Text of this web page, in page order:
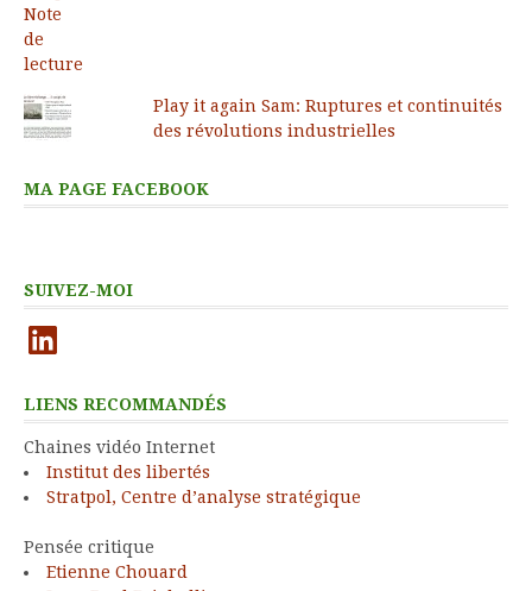
Play it again Sam: Ruptures et continuités
des révolutions industrielles
MA PAGE FACEBOOK
SUIVEZ-MOI
LinkedIn
LIENS RECOMMANDÉS
Chaines vidéo Internet
Institut des libertés
Stratpol, Centre d’analyse stratégique
Pensée critique
Etienne Chouard